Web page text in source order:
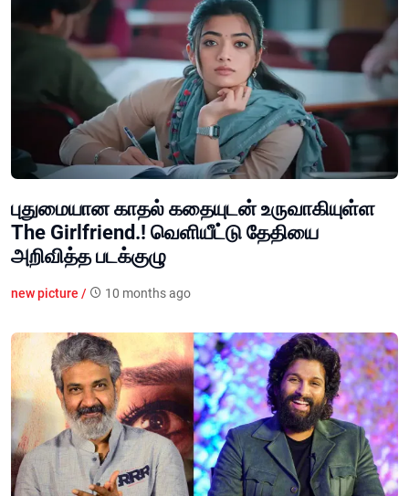
புதுமையான காதல் கதையுடன் உருவாகியுள்ள
The Girlfriend.! வெளியீட்டு தேதியை
அறிவித்த படக்குழு
new picture / 10 months ago